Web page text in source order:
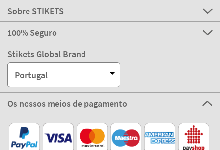
Sobre STIKETS
100% Seguro
Stikets Global Brand
Portugal
Os nossos meios de pagamento